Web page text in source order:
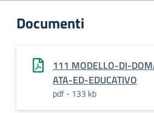
Documenti
111 MODELLO-DI-
ATA-ED-EDUCATIVO
pdf - 133 kb